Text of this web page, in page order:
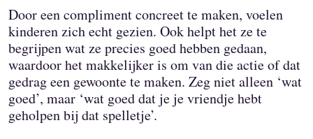
Door een compliment concreet te maken, voelen
kinderen zich echt gezien. Ook helpt het ze te
begrijpen wat ze precies goed hebben gedaan,
waardoor het makkelijker is om van die actie of dat
gedrag een gewoonte te maken. Zeg niet alleen ‘wat
goed’, maar ‘wat goed dat je je vriendje hebt
geholpen bij dat spelletje’.